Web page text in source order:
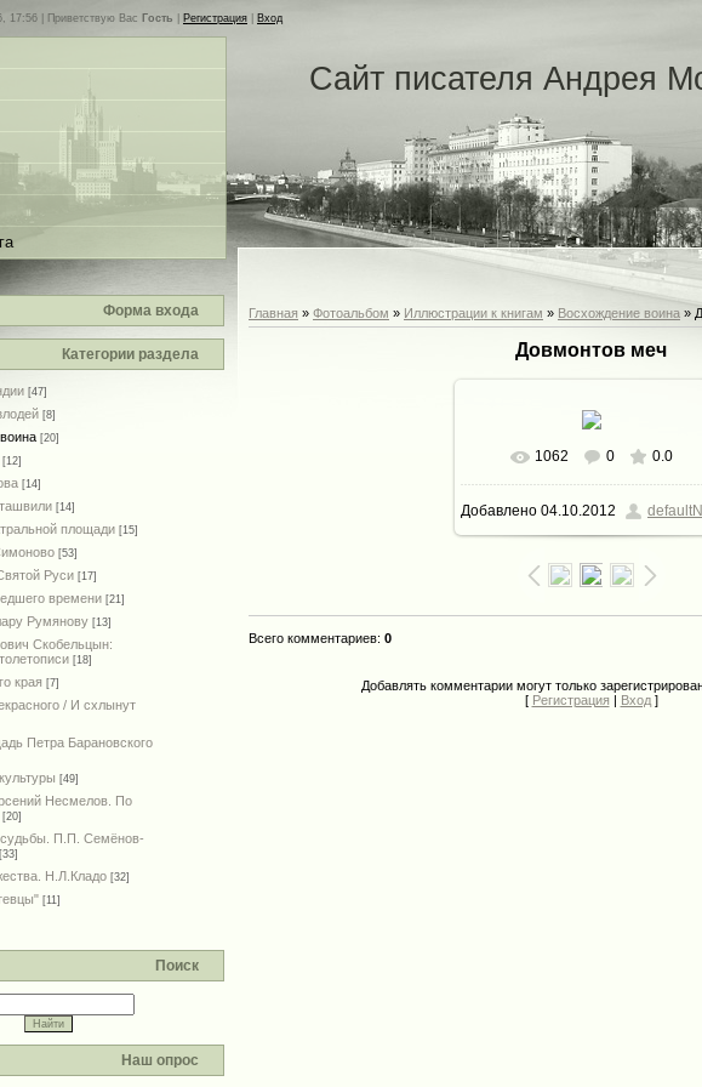
17:56 | Приветствую Вас Гость Регистрация Вход
Форма входа
Категории раздела
[47]
[8]
[20]
[12]
[14]
[14]
площади [15]
[53]
Руси [17]
времени [21]
Румянову [13]
Скобельцын:
[18]
края [7]
/ И схлынут
Петра Барановского
[49]
Несмелов. По
[20]
П.П. Семёнов-
[33]
Н.Л.Кладо [32]
[11]
Поиск
Наш опрос
Сайт писателя Андрея
Главная » Фотоальбом » Иллюстрации к книгам » Восхождение воина »
Довмонтов меч
В реальном размере 800x600
235.4Kb
1062 0 0.0
Добавлено 04.10.2012
Всего комментариев: 0
Добавлять комментарии могут только
[ Регистрация | Вход]